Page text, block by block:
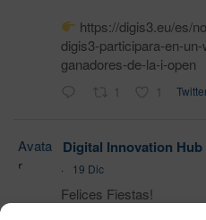
https://digis3.eu/es/
digis3-participara-en-
ganadores-de-la-i-open
1 1
Avata
r
Digital Innovation
·
19 Dic
Felices Fiestas!